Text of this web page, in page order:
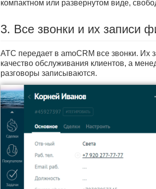
компактном или развернутом виде,
3. Все звонки и их записи
АТС передает в amoCRM все звонки. Их
качество обслуживания клиентов, а
разговоры записываются.